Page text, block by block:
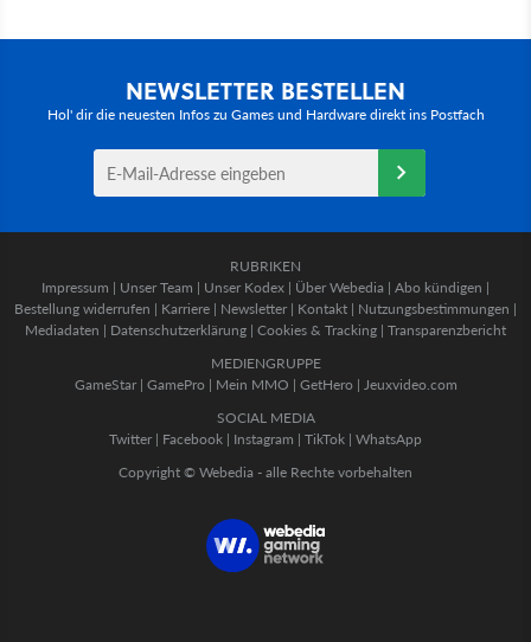
NEWSLETTER BESTELLEN
Hol' dir die neuesten Infos zu Games und Hardware direkt ins Postfach
RUBRIKEN
Impressum | Unser Team | Unser Kodex | Über Webedia | Abo kündigen |
Bestellung widerrufen | Karriere | Newsletter | Kontakt | Nutzungsbestimmungen |
Mediadaten | Datenschutzerklärung | Cookies & Tracking | Transparenzbericht
MEDIENGRUPPE
GameStar| GamePro | Mein MMO | GetHero | Jeuxvideo.com
SOCIAL MEDIA
Twitter | Facebook | Instagram | TikTok | WhatsApp
Copyright © Webedia - alle Rechte vorbehalten